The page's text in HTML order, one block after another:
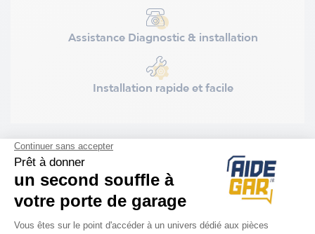
Assistance Diagnostic & installation
Installation rapide et facile
COMPATIBILITÉ